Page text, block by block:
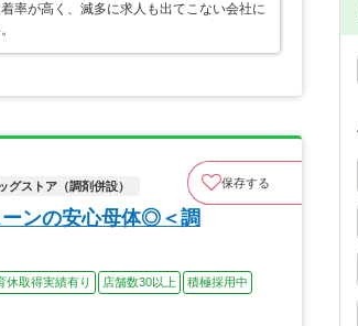
率が高く、滅多に求人も出てこない会社に
グストア（調剤併設） 保存する
ンの安心母体◎＜調
休取得実績有り 店舗数30以上
積極採用中